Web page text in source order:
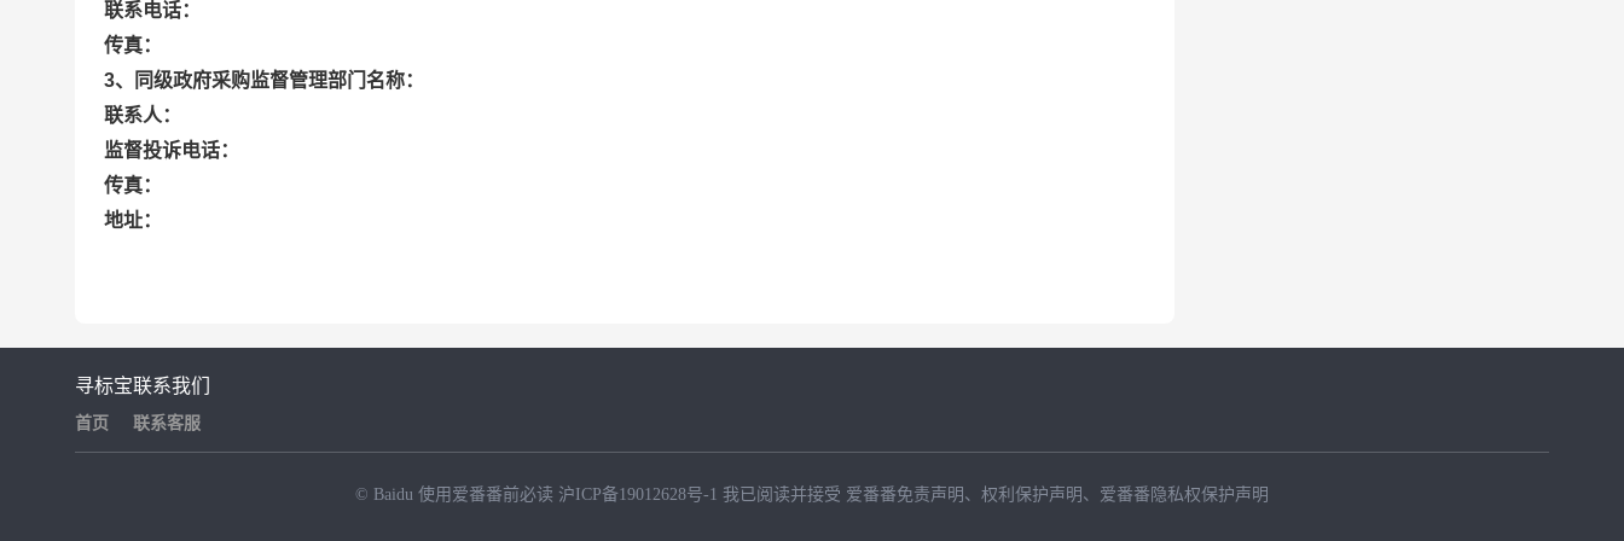
联系电话：
传真：
3、同级政府采购监督管理部门名称：
联系人：
监督投诉电话：
传真：
地址：
寻标宝
首页
联系我们
联系客服
© Baidu 使用爱番番前必读 沪ICP备19012628号-1 我已阅读并接受 爱番番免责声明 、 权利保护声明 、 爱番番隐私权保护声明